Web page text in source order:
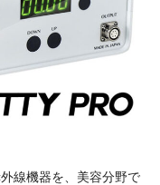
線機器を、美容分野で